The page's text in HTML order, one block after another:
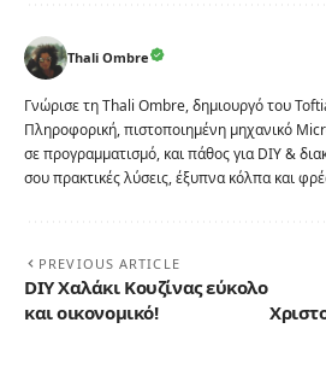
Thali Ombre
Γνώρισε τη Thali Ombre, δημιουργό του
Πληροφορική, πιστοποιημένη μηχανικό
σε προγραμματισμό, και πάθος για DIY &
σου πρακτικές λύσεις, έξυπνα κόλπα και
PREVIOUS ARTICLE
DIY Χαλάκι Κουζίνας εύκολο
και οικονομικό!